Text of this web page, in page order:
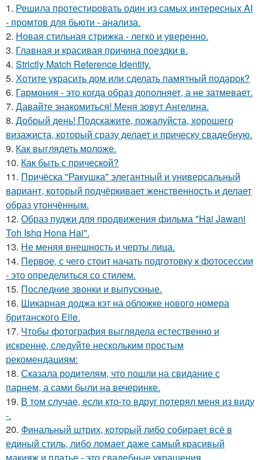
1. Решила протестировать один из самых интересных AI
- промтов для бьюти - анализа.
2. Новая стильная стрижка - легко и уверенно.
3. Главная и красивая причина поездки в.
4. Strictly Match Reference Identity.
5. Хотите украсить дом или сделать памятный подарок?
6. Гармония - это когда образ дополняет, а не затмевает.
7. Давайте знакомиться! Меня зовут Ангелина.
8. Добрый день! Подскажите, пожалуйста, хорошего
визажиста, который сразу делает и прическу свадебную.
9. Как выглядеть моложе.
10. Как быть с прической?
11. Причёска "Ракушка" элегантный и универсальный
вариант, который подчёркивает женственность и делает
образ утончённым.
12. Образ пуджи для продвижения фильма "Hai Jawani
Toh Ishq Hona Hai".
13. Не меняя внешность и черты лица.
14. Первое, с чего стоит начать подготовку к фотосессии
- это определиться со стилем.
15. Последние звонки и выпускные.
16. Шикарная доджа кэт на обложке нового номера
британского Elle.
17. Чтобы фотография выглядела естественно и
искренне, следуйте нескольким простым
рекомендациям:
18. Сказала родителям, что пошли на свидание с
парнем, а сами были на вечеринке.
19. В том случае, если кто-то вдруг потерял меня из виду
-.
20. Финальный штрих, который либо собирает всё в
единый стиль, либо ломает даже самый красивый
макияж и платье - это свадебные украшения.